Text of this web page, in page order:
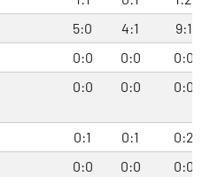
5:0 4:1
9:1
0:0 0:0
0:0
0:0 0:0 0:0
0:1 0:1
0:2
0:0 0:0 0:0